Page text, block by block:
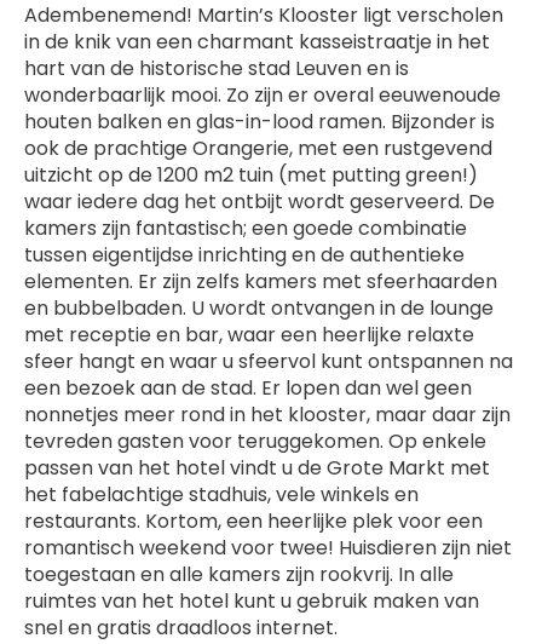
Adembenemend! Martin’s Klooster ligt verscholen
in de knik van een charmant kasseistraatje in het
hart van de historische stad Leuven en is
wonderbaarlijk mooi. Zo zijn er overal eeuwenoude
houten balken en glas-in-lood ramen. Bijzonder is
ook de prachtige Orangerie, met een rustgevend
uitzicht op de 1200 m2 tuin (met putting green!)
waar iedere dag het ontbijt wordt geserveerd. De
kamers zijn fantastisch; een goede combinatie
tussen eigentijdse inrichting en de authentieke
elementen. Er zijn zelfs kamers met sfeerhaarden
en bubbelbaden. U wordt ontvangen in de lounge
met receptie en bar, waar een heerlijke relaxte
sfeer hangt en waar u sfeervol kunt ontspannen na
een bezoek aan de stad. Er lopen dan wel geen
nonnetjes meer rond in het klooster, maar daar zijn
tevreden gasten voor teruggekomen. Op enkele
passen van het hotel vindt u de Grote Markt met
het fabelachtige stadhuis, vele winkels en
restaurants. Kortom, een heerlijke plek voor een
romantisch weekend voor twee! Huisdieren zijn niet
toegestaan en alle kamers zijn rookvrij. In alle
ruimtes van het hotel kunt u gebruik maken van
snel en gratis draadloos internet.